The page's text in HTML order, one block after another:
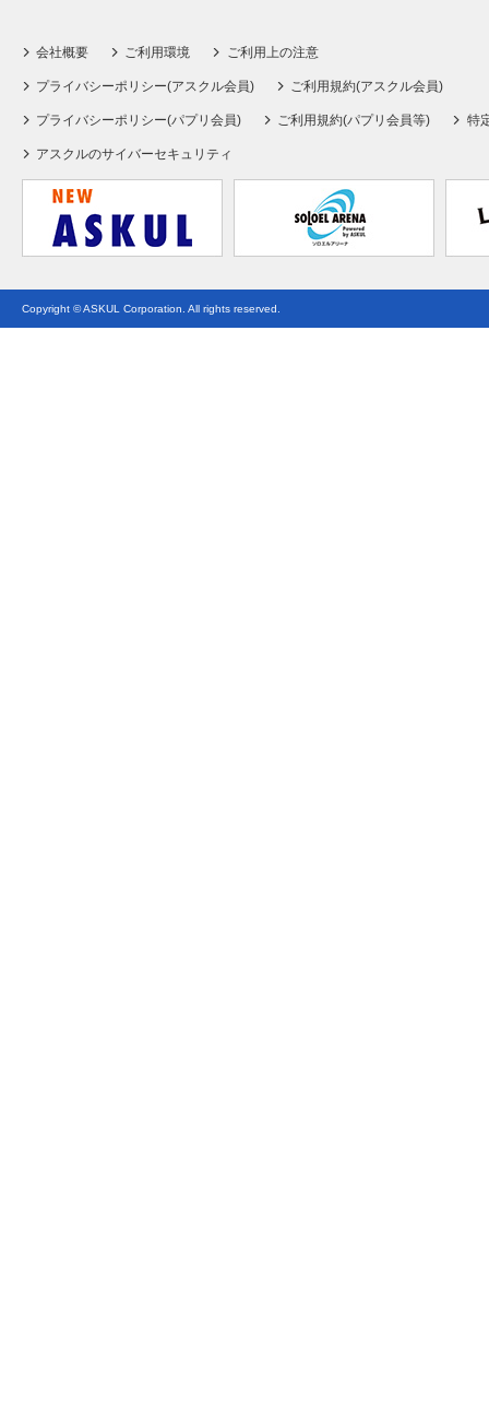
会社概要 ご利用環境 ご利用上の注意
プライバシーポリシー(アスクル会員) ご利用規約(アスクル会員)
プライバシーポリシー(パプリ会員) ご利用規約(パプリ会員等) 特
アスクルのサイバーセキュリティ
Copyright © ASKUL Corporation. All rights reserved.